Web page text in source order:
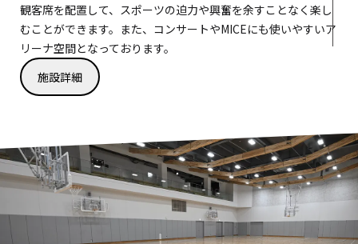
観客席を配置して、スポーツの迫力や興奮を余すことなく楽し
むことができます。また、コンサートやMICEにも使いやすいア
リーナ空間となっております。
施設詳細